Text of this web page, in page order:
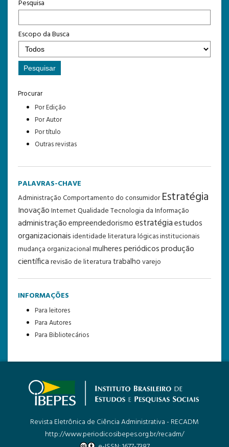
Pesquisa
Escopo da Busca
Procurar
Por Edição
Por Autor
Por título
Outras revistas
PALAVRAS-CHAVE
AdministraçãoComportamento do consumidor Estratégia
InovaçãoInternetQualidadeTecnologia da Informação
administraçãoempreendedorismoestratégiaestudos
organizacionaisidentidadeliteraturalógicas institucionais
mudança organizacionalmulheresperiódicosprodução
científicarevisão de literatura trabalhovarejo
INFORMAÇÕES
Para leitores
Para Autores
Para Bibliotecários
Revista Eletrônica de Ciência Administrativa - RECADM
http://www.periodicosibepes.org.br/recadm/